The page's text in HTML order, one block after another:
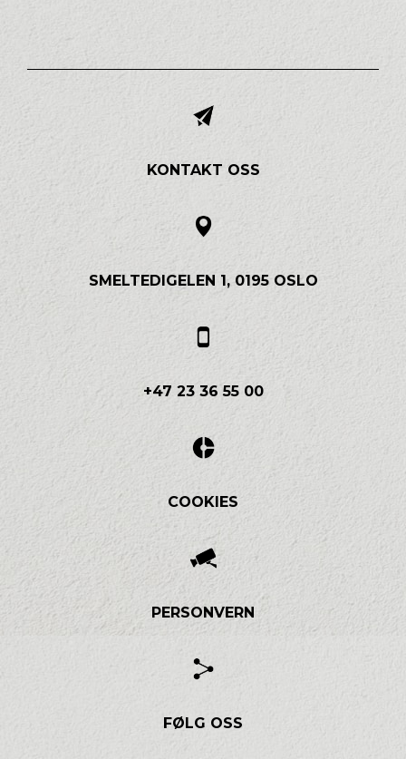
KONTAKT OSS
SMELTEDIGELEN 1, 0195 OSLO
+47 23 36 55 00
COOKIES
PERSONVERN
FØLG OSS